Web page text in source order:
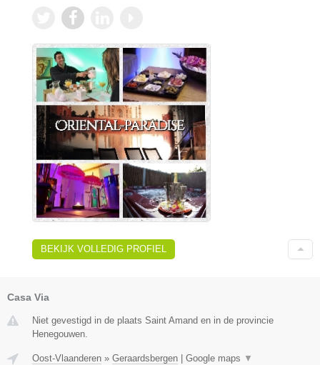
BEKIJK VOLLEDIG PROFIEL
Casa Via
Niet gevestigd in de plaats Saint Amand en in de provincie
Henegouwen.
Oost-Vlaanderen » Geraardsbergen | Google maps ▼